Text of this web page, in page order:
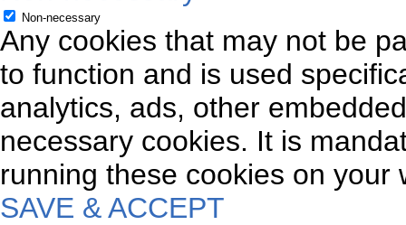
Non-necessary
Any cookies that may not be
to function and is used
analytics, ads, other
necessary cookies. It is
running these cookies on your
SAVE & ACCEPT